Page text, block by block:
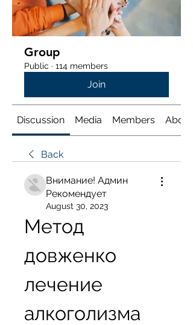
Group
Public · 114 members
Join
Discussion Media Members About
Back
Внимание! Админ
Рекомендует
August 30, 2023
Метод
довженко
лечение
алкоголизма